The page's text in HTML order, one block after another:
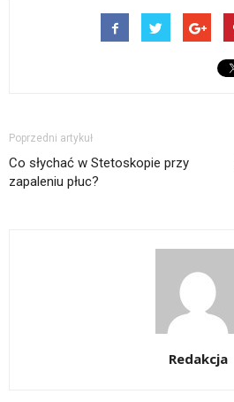
Poprzedni artykuł
Co słychać w Stetoskopie przy
zapaleniu płuc?
Redakcja